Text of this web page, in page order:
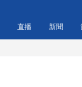
直播 新聞